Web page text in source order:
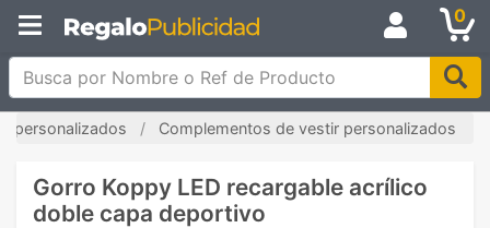
0
Busca por Nombre o Ref de Producto
personalizados Complementos de vestir personalizados
Gorro Koppy LED recargable acrílico
doble capa deportivo